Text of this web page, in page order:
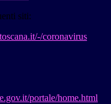
siti:
coronavirus
portale/home.html